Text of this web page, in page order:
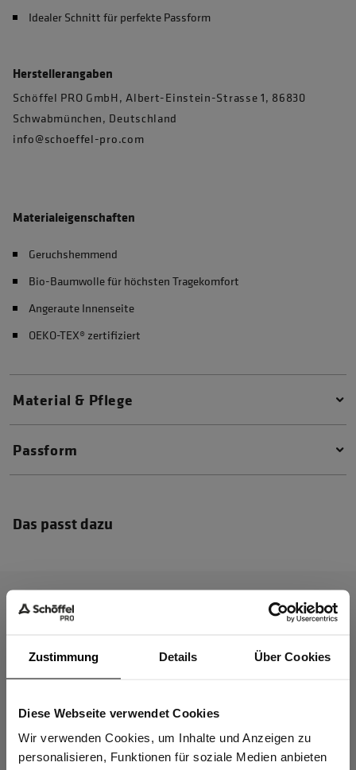
Zustimmung Details Über Cookies
Diese Webseite verwendet Cookies
Wir verwenden Cookies, um Inhalte und Anzeigen zu
personalisieren, Funktionen für soziale Medien anbieten
Idealer Schnitt für perfekte Passform
Herstellerangaben
Schöffel PRO GmbH, Albert-Einstein-Strasse 1, 86830
Schwabmünchen, Deutschland
info@schoeffel-pro.com
Materialeigenschaften
Geruchshemmend
Bio-Baumwolle für höchsten Tragekomfort
Angeraute Innenseite
OEKO-TEX® zertifiziert
Material & Pflege
Passform
Das passt dazu
Sind Sie
Gewerbetreibender?